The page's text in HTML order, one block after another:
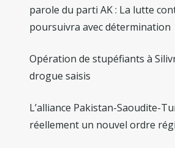
parole du parti AK : La lutte
poursuivra avec détermination
Opération de stupéfiants à
drogue saisis
L’alliance Pakistan-Saoudite-
réellement un nouvel ordre